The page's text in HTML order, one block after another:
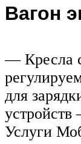
Вагон
— Кресла
для
Услуги